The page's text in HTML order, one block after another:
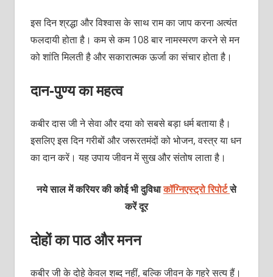
इस दिन श्रद्धा और विश्वास के साथ राम का जाप करना अत्यंत
फलदायी होता है। कम से कम 108 बार नामस्मरण करने से मन
को शांति मिलती है और सकारात्मक ऊर्जा का संचार होता है।
दान-पुण्य का महत्व
कबीर दास जी ने सेवा और दया को सबसे बड़ा धर्म बताया है।
इसलिए इस दिन गरीबों और जरूरतमंदों को भोजन, वस्त्र या धन
का दान करें। यह उपाय जीवन में सुख और संतोष लाता है।
नये साल में करियर की कोई भी दुविधाकॉग्निएस्ट्रो रिपोर्टसे
करें दूर
दोहों का पाठ और मनन
कबीर जी के दोहे केवल शब्द नहीं, बल्कि जीवन के गहरे सत्य हैं।